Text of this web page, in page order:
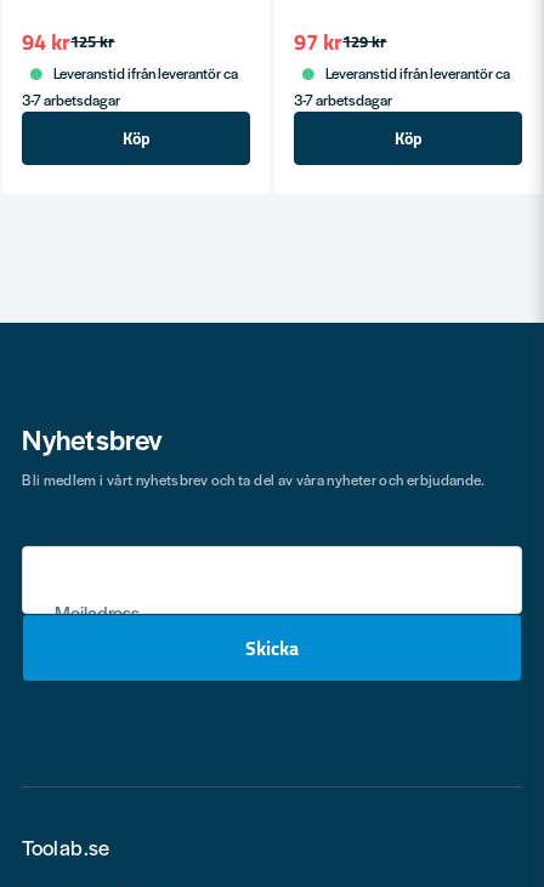
125 kr
94 kr
Leveranstid ifrån leverantör ca
3-7 arbetsdagar
Köp
129 kr
97 kr
Leveranstid ifrån leverantör ca
3-7 arbetsdagar
Köp
Nyhetsbrev
Mejladress
Skicka
Bli medlem i vårt nyhetsbrev och ta del av våra nyheter och erbjudande.
Toolab.se